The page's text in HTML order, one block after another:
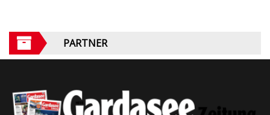
PARTNER